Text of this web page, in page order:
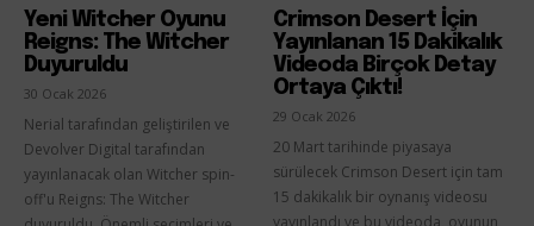
Yeni Witcher Oyunu
Reigns: The Witcher
Duyuruldu
30 Ocak 2026
Nerial tarafından geliştirilen ve
Devolver Digital tarafından
yayınlanacak olan Witcher spin-
off'u Reigns: The Witcher
Crimson Desert İçin
Yayınlanan 15 Dakikalık
Videoda Birçok Detay
Ortaya Çıktı!
29 Ocak 2026
20 Mart tarihinde piyasaya
sürülecek Crimson Desert için tam
15 dakikalık bir oynanış videosu